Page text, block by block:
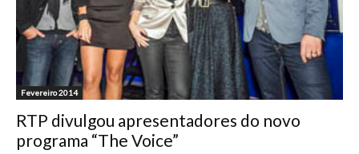
Fevereiro 2014
RTP divulgou apresentadores do novo
programa “The Voice”